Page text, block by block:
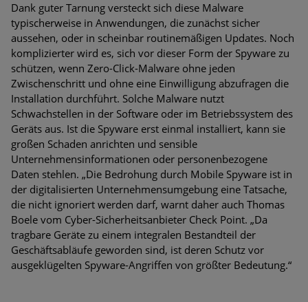
Dank guter Tarnung versteckt sich diese Malware
typischerweise in Anwendungen, die zunächst sicher
aussehen, oder in scheinbar routinemäßigen Updates. Noch
komplizierter wird es, sich vor dieser Form der Spyware zu
schützen, wenn Zero-Click-Malware ohne jeden
Zwischenschritt und ohne eine Einwilligung abzufragen die
Installation durchführt. Solche Malware nutzt
Schwachstellen in der Software oder im Betriebssystem des
Geräts aus. Ist die Spyware erst einmal installiert, kann sie
großen Schaden anrichten und sensible
Unternehmensinformationen oder personenbezogene
Daten stehlen. „Die Bedrohung durch Mobile Spyware ist in
der digitalisierten Unternehmensumgebung eine Tatsache,
die nicht ignoriert werden darf, warnt daher auch Thomas
Boele vom Cyber-Sicherheitsanbieter Check Point. „Da
tragbare Geräte zu einem integralen Bestandteil der
Geschäftsabläufe geworden sind, ist deren Schutz vor
ausgeklügelten Spyware-Angriffen von größter Bedeutung.“